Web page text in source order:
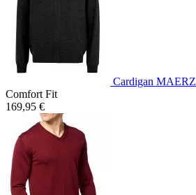
Cardigan MAERZ
Comfort Fit
169,95 €